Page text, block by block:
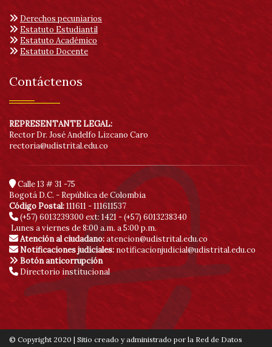
Derechos pecuniarios
Estatuto Estudiantil
Estatuto Académico
Estatuto Docente
Contáctenos
REPRESENTANTE LEGAL:
Rector Dr. José Andelfo Lizcano Caro
rectoria@udistrital.edu.co
Calle 13 # 31 -75
Bogotá D.C. - República de Colombia
Código Postal:111611 - 111611537
(+57) 6013239300 ext: 1421 - (+57) 6013238340
Lunes a viernes de 8:00 a.m. a 5:00 p.m.
Atención al ciudadano:atencion@udistrital.edu.co
Notificaciones judiciales: notificacionjudicial@udistrital.edu.co
Botón anticorrupción
Directorio institucional
© Copyright 2020 | Sitio creado y administrado por la Red de Datos